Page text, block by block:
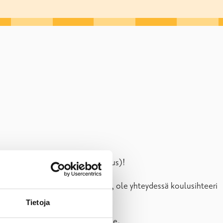
Tietoja
62, A-talo, vihreä kivirakennus)!
Wilmaan jo aiemmin, ole yhteydessä koulusihteeri